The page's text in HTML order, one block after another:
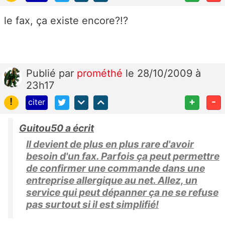
le fax, ça existe encore?!?
Publié par prométhé le 28/10/2009 à
23h17
!
citer + -
Guitou50 a écrit
Il devient de plus en plus rare d'avoir
besoin d'un fax. Parfois ça peut permettre
de confirmer une commande dans une
entreprise allergique au net. Allez, un
service qui peut dépanner ça ne se refuse
pas surtout si il est simplifié!